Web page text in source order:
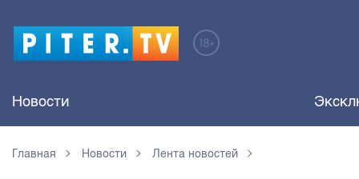
Новости
Главная Новости Лента новостей